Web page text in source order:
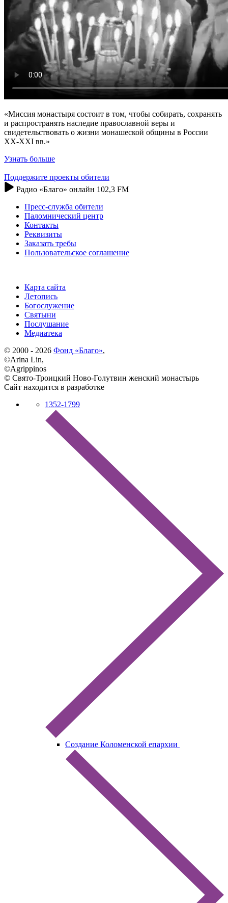
«Миссия монастыря состоит в том, чтобы собирать, сохранять
и распространять наследие православной веры и
свидетельствовать о жизни монашеской общины в России
XX-XXI вв.»
Узнать больше
Поддержите проекты обители
Радио «Благо» онлайн 102,3 FM
Пресс-служба обители
Паломнический центр
Контакты
Реквизиты
Заказать требы
Пользовательское соглашение
Карта сайта
Летопись
Богослужение
Святыни
Послушание
Медиатека
© 2000 - 2026 Фонд «Благо»,
©Arina Lin,
©Agrippinos
© Свято-Троицкий Ново-Голутвин женский монастырь
Сайт находится в разработке
1352-1799
Создание Коломенской епархии